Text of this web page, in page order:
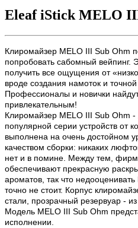
Eleaf iStick MELO
Клиромайзер MELO III Sub Ohm
попробовать сабомный вейпинг.
получить все ощущения от
вроде создания намоток и
Профессионалы и новички
привлекательным!
Клиромайзер MELO III Sub Ohm
популярной серии устройств от
выполнена на очень достойном
качеством сборки: никаких
нет и в помине. Между тем,
обеспечивают прекрасную
ароматов, так что
точно не стоит. Корпус
стали, прозрачный резервуар -
Модель MELO III Sub Ohm
исполнении.